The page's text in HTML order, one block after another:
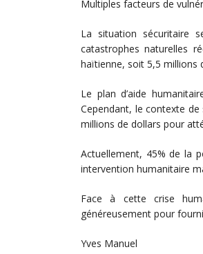
Multiples facteurs de
La situation sécuritaire
catastrophes naturelles
haïtienne, soit 5,5 millions
Le plan d’aide
Cependant, le contexte
millions de dollars pour
Actuellement, 45% de la
intervention humanitaire
Face à cette crise
généreusement pour
Yves Manuel